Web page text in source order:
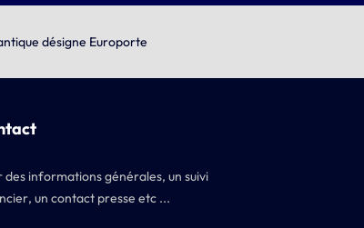
désigne Europorte
des informations générales, un suivi
un contact presse etc ...